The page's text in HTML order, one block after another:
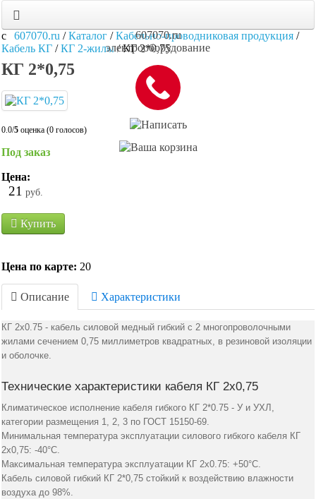
607070.ru
электрооборудование
607070.ru /Каталог /Кабельно-проводниковая продукция /
Кабель КГ /КГ 2-жилы/КГ 2*0,75
КГ 2*0,75
0.0/5 оценка (0 голосов)
Под заказ
Цена:
21 руб.
Купить
Цена по карте: 20
Описание Характеристики
КГ 2х0.75 - кабель силовой медный гибкий с 2 многопроволочными
жилами сечением 0,75 миллиметров квадратных, в резиновой изоляции
и оболочке.
Технические характеристики кабеля КГ 2х0,75
Климатическое исполнение кабеля гибкого КГ 2*0.75 - У и УХЛ,
категории размещения 1, 2, 3 по ГОСТ 15150-69.
Минимальная температура эксплуатации силового гибкого кабеля КГ
2х0,75: -40°С.
Максимальная температура эксплуатации КГ 2х0.75: +50°С.
Кабель силовой гибкий КГ 2*0,75 стойкий к воздействию влажности
воздуха до 98%.